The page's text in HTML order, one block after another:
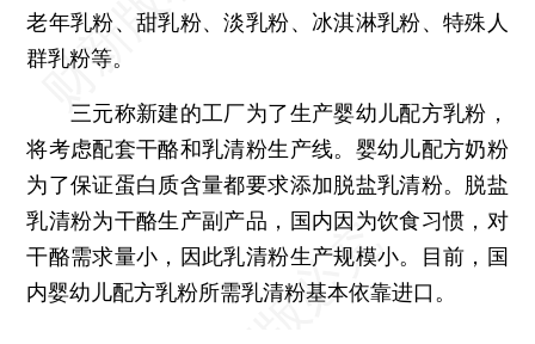
老年乳粉、甜乳粉、淡乳粉、冰淇淋乳粉、特殊人
群乳粉等。
三元称新建的工厂为了生产婴幼儿配方乳粉，
将考虑配套干酪和乳清粉生产线。婴幼儿配方奶粉
为了保证蛋白质含量都要求添加脱盐乳清粉。脱盐
乳清粉为干酪生产副产品，国内因为饮食习惯，对
干酪需求量小，因此乳清粉生产规模小。目前，国
内婴幼儿配方乳粉所需乳清粉基本依靠进口。